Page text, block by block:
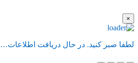
×
لطفا صبر کنید. در حال دریافت اطلاعات…